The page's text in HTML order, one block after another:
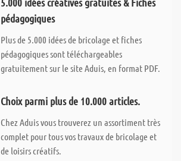
pédagogiques
Plus de 5.000 idées de bricolage et fiches
pédagogiques sont téléchargeables
gratuitement sur le site Aduis, en format PDF.
Choix parmi plus de 10.000 articles.
Chez Aduis vous trouverez un assortiment très
complet pour tous vos travaux de bricolage et
de loisirs créatifs.